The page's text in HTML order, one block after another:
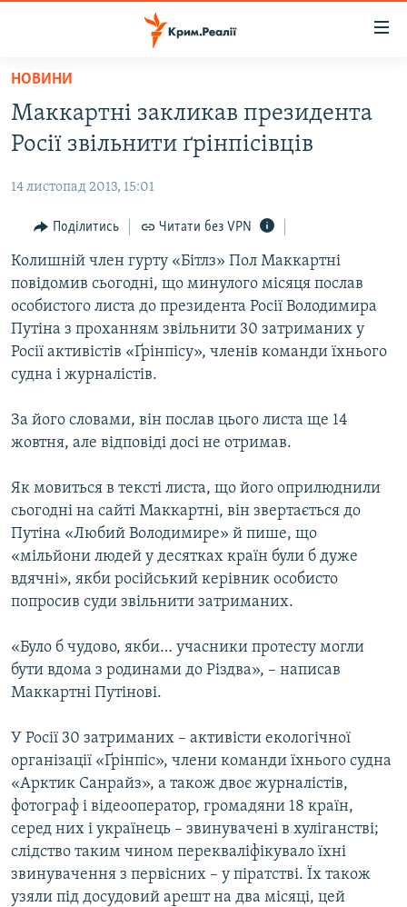
Перейти
основного
матеріалу
до
навігації
Перейти
до
пошуку
ВОДА.КРИМ
ПОЛІТИКА
БЛОГИ
ПОГЛЯД
ІНТЕРВ'Ю
ВСЕ ЗА ДЕНЬ
СПЕЦПРОЕКТИ
ВІДЕОУРОКИ «ELIFBE»
УКРАЇНСЬКА ПРОБЛЕМА КРИМУ
ІНФОГРАФІКА
Русский
ДОЛУЧАЙСЯ!
Усі сайти RFE/RL
НОВИНИ
Маккартні закликав президента
Росії звільнити ґрінпісівців
14 листопад 2013, 15:01
Поділитись Читати без VPN
Колишній член гурту «Бітлз» Пол Маккартні
повідомив сьогодні, що минулого місяця послав
особистого листа до президента Росії Володимира
Путіна з проханням звільнити 30 затриманих у
Росії активістів «Ґрінпісу», членів команди їхнього
судна і журналістів.
За його словами, він послав цього листа ще 14
жовтня, але відповіді досі не отримав.
Як мовиться в тексті листа, що його оприлюднили
сьогодні на сайті Маккартні, він звертається до
Путіна «Любий Володимире» й пише, що
«мільйони людей у десятках країн були б дуже
вдячні», якби російський керівник особисто
попросив суди звільнити затриманих.
«Було б чудово, якби… учасники протесту могли
бути вдома з родинами до Різдва», – написав
Маккартні Путінові.
У Росії 30 затриманих – активісти екологічної
організації «Ґрінпіс», члени команди їхнього судна
«Арктик Санрайз», а також двоє журналістів,
фотограф і відеооператор, громадяни 18 країн,
серед них і українець – звинувачені в хуліганстві;
слідство таким чином перекваліфікувало їхні
звинувачення з первісних – у піратстві. Їх також
узяли під досудовий арешт на два місяці, цей